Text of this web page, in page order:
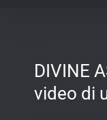
DIVINE
video di